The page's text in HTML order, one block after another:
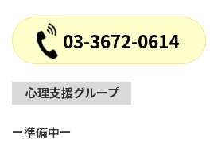
03-3672-0614
心理支援グループ
ー準備中ー